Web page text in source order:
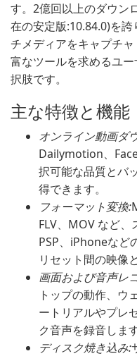
す。2億回以上のダウン
在の安定版:10.84.0)を
チメディアをキャプチ
富なツールを求めるユ
択肢です。
主な特徴と機能
オンライン動画ダ
Dailymotion、
択可能な品質とバ
得できます。
フォーマット変換:
FLV、MOV など、
PSP、iPhoneなど
リセット間の映像
画面および音声レ
トップの動作、ウ
ートリアルやプレ
ク音声を録音します
ディスク焼き込み: